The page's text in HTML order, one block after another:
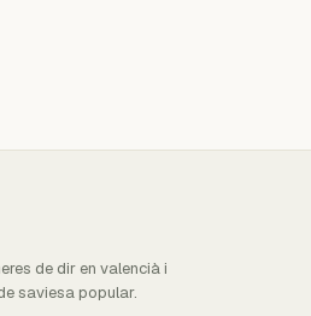
de dir en valencià i
saviesa popular.